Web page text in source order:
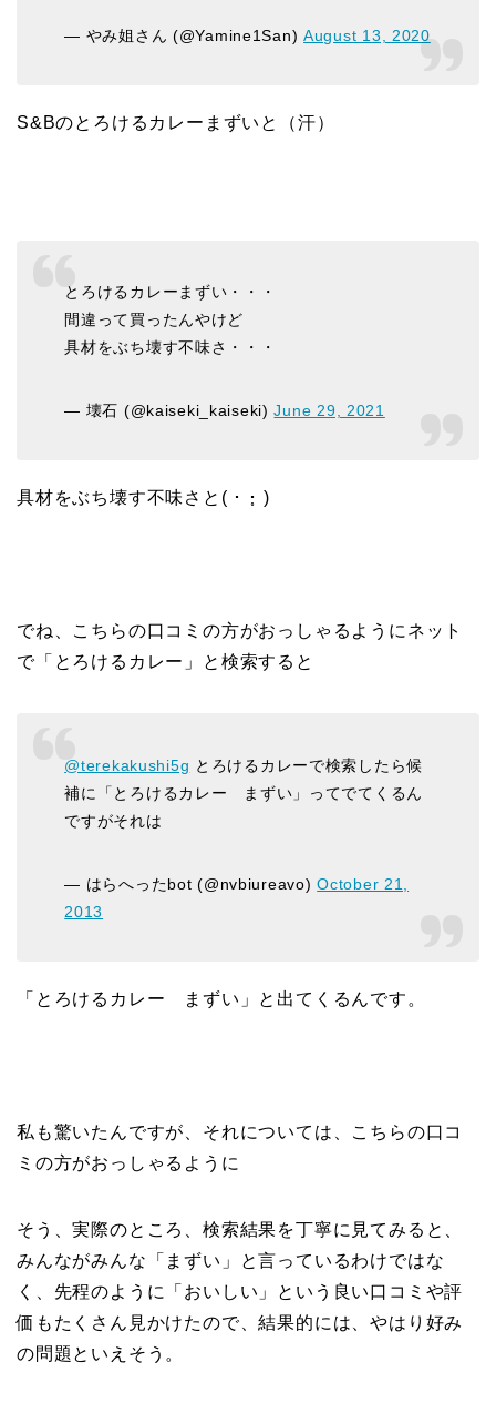
— やみ姐さん (@Yamine1San)August 13, 2020
S&Bのとろけるカレーまずいと（汗）
とろけるカレーまずい・・・
間違って買ったんやけど
具材をぶち壊す不味さ・・・
— 壊石 (@kaiseki_kaiseki)June 29, 2021
具材をぶち壊す不味さと( ･ ･̥ )
でね、こちらの口コミの方がおっしゃるようにネット
で「とろけるカレー」と検索すると
@terekakushi5g とろけるカレーで検索したら候
補に「とろけるカレー まずい」ってでてくるん
ですがそれは
— はらへったbot (@nvbiureavo)October 21,
2013
「とろけるカレー まずい」と出てくるんです。
私も驚いたんですが、それについては、こちらの口コ
ミの方がおっしゃるように
そう、実際のところ、検索結果を丁寧に見てみると、
みんながみんな「まずい」と言っているわけではな
く、先程のように「おいしい」という良い口コミや評
価もたくさん見かけたので、結果的には、やはり好み
の問題といえそう。